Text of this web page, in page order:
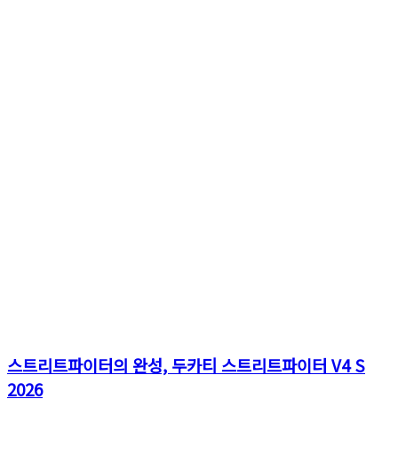
스트리트파이터의 완성, 두카티 스트리트파이터 V4 S
2026